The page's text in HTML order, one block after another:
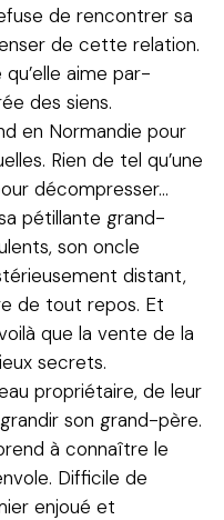
de rencontrer sa
de cette relation.
aime par-
des siens.
en Normandie pour
Rien de tel qu’une
décompresser…
pétillante grand-
son oncle
distant,
de tout repos. Et
que la vente de la
secrets.
propriétaire, de leur
son grand-père.
à connaître le
Difficile de
enjoué et